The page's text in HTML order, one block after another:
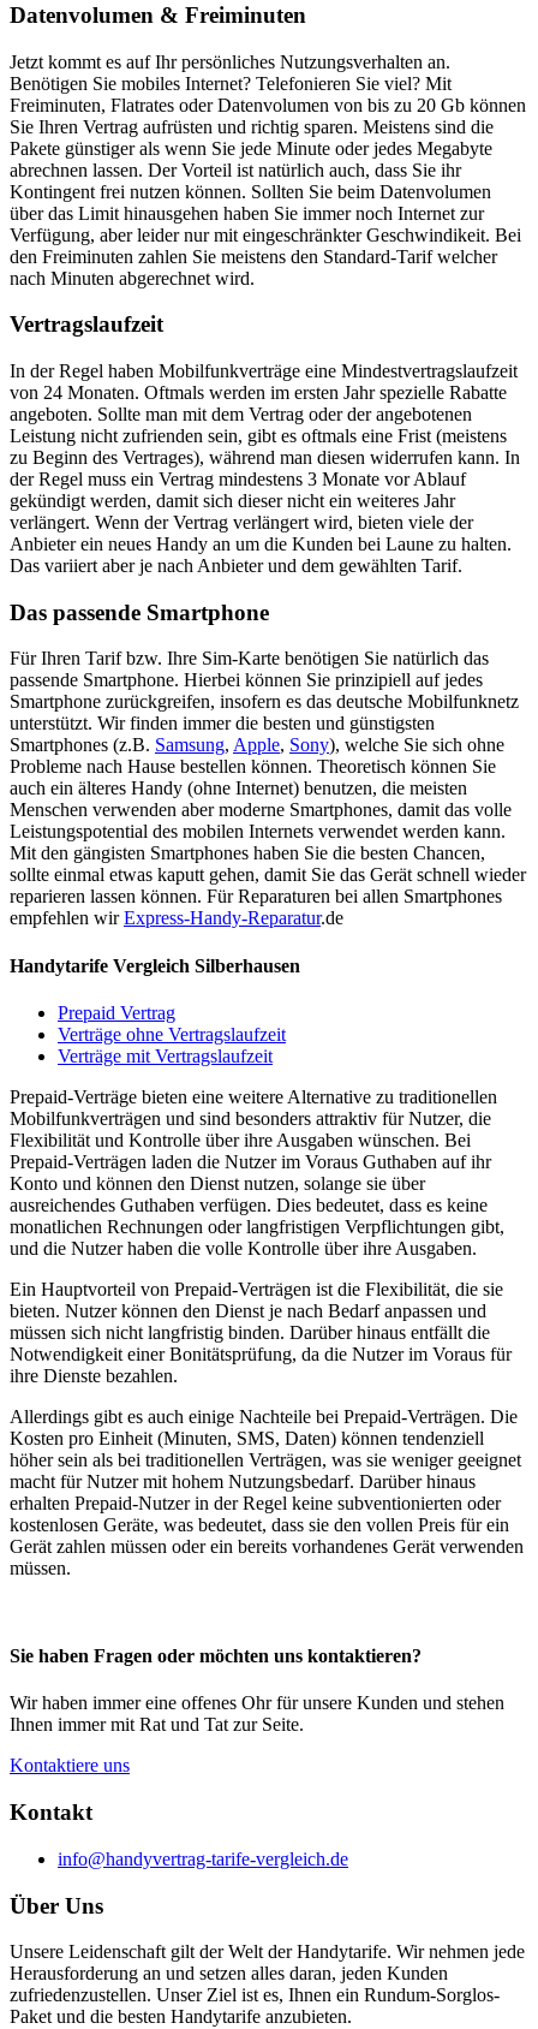
Datenvolumen & Freiminuten
Jetzt kommt es auf Ihr persönliches Nutzungsverhalten an.
Benötigen Sie mobiles Internet? Telefonieren Sie viel? Mit
Freiminuten, Flatrates oder Datenvolumen von bis zu 20 Gb können
Sie Ihren Vertrag aufrüsten und richtig sparen. Meistens sind die
Pakete günstiger als wenn Sie jede Minute oder jedes Megabyte
abrechnen lassen. Der Vorteil ist natürlich auch, dass Sie ihr
Kontingent frei nutzen können. Sollten Sie beim Datenvolumen
über das Limit hinausgehen haben Sie immer noch Internet zur
Verfügung, aber leider nur mit eingeschränkter Geschwindikeit. Bei
den Freiminuten zahlen Sie meistens den Standard-Tarif welcher
nach Minuten abgerechnet wird.
Vertragslaufzeit
In der Regel haben Mobilfunkverträge eine Mindestvertragslaufzeit
von 24 Monaten. Oftmals werden im ersten Jahr spezielle Rabatte
angeboten. Sollte man mit dem Vertrag oder der angebotenen
Leistung nicht zufrienden sein, gibt es oftmals eine Frist (meistens
zu Beginn des Vertrages), während man diesen widerrufen kann. In
der Regel muss ein Vertrag mindestens 3 Monate vor Ablauf
gekündigt werden, damit sich dieser nicht ein weiteres Jahr
verlängert. Wenn der Vertrag verlängert wird, bieten viele der
Anbieter ein neues Handy an um die Kunden bei Laune zu halten.
Das variiert aber je nach Anbieter und dem gewählten Tarif.
Das passende Smartphone
Für Ihren Tarif bzw. Ihre Sim-Karte benötigen Sie natürlich das
passende Smartphone. Hierbei können Sie prinzipiell auf jedes
Smartphone zurückgreifen, insofern es das deutsche Mobilfunknetz
unterstützt. Wir finden immer die besten und günstigsten
Smartphones (z.B. Samsung, Apple, Sony), welche Sie sich ohne
Probleme nach Hause bestellen können. Theoretisch können Sie
auch ein älteres Handy (ohne Internet) benutzen, die meisten
Menschen verwenden aber moderne Smartphones, damit das volle
Leistungspotential des mobilen Internets verwendet werden kann.
Mit den gängisten Smartphones haben Sie die besten Chancen,
sollte einmal etwas kaputt gehen, damit Sie das Gerät schnell wieder
reparieren lassen können. Für Reparaturen bei allen Smartphones
empfehlen wirExpress-Handy-Reparatur.de
Handytarife Vergleich Silberhausen
Prepaid Vertrag
Verträge ohne Vertragslaufzeit
Verträge mit Vertragslaufzeit
Prepaid-Verträge bieten eine weitere Alternative zu traditionellen
Mobilfunkverträgen und sind besonders attraktiv für Nutzer, die
Flexibilität und Kontrolle über ihre Ausgaben wünschen. Bei
Prepaid-Verträgen laden die Nutzer im Voraus Guthaben auf ihr
Konto und können den Dienst nutzen, solange sie über
ausreichendes Guthaben verfügen. Dies bedeutet, dass es keine
monatlichen Rechnungen oder langfristigen Verpflichtungen gibt,
und die Nutzer haben die volle Kontrolle über ihre Ausgaben.
Ein Hauptvorteil von Prepaid-Verträgen ist die Flexibilität, die sie
bieten. Nutzer können den Dienst je nach Bedarf anpassen und
müssen sich nicht langfristig binden. Darüber hinaus entfällt die
Notwendigkeit einer Bonitätsprüfung, da die Nutzer im Voraus für
ihre Dienste bezahlen.
Allerdings gibt es auch einige Nachteile bei Prepaid-Verträgen. Die
Kosten pro Einheit (Minuten, SMS, Daten) können tendenziell
höher sein als bei traditionellen Verträgen, was sie weniger geeignet
macht für Nutzer mit hohem Nutzungsbedarf. Darüber hinaus
erhalten Prepaid-Nutzer in der Regel keine subventionierten oder
kostenlosen Geräte, was bedeutet, dass sie den vollen Preis für ein
Gerät zahlen müssen oder ein bereits vorhandenes Gerät verwenden
müssen.
Sie haben Fragen oder möchten uns kontaktieren?
Wir haben immer eine offenes Ohr für unsere Kunden und stehen
Ihnen immer mit Rat und Tat zur Seite.
Kontaktiere uns
Kontakt
info@handyvertrag-tarife-vergleich.de
Über Uns
Unsere Leidenschaft gilt der Welt der Handytarife. Wir nehmen jede
Herausforderung an und setzen alles daran, jeden Kunden
zufriedenzustellen. Unser Ziel ist es, Ihnen ein Rundum-Sorglos-
Paket und die besten Handytarife anzubieten.